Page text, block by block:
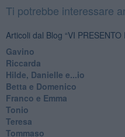
Ti potrebbe interessare
Articoli dal Blog “VI
Gavino
Riccarda
Hilde, Danielle e...io
Betta e Domenico
​Franco e Emma
Tonio
Teresa
Tommaso